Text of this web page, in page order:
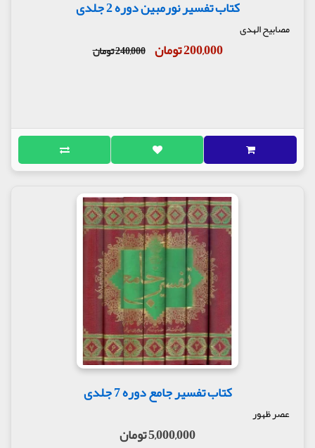
کتاب تفسیر نورمبین دوره 2 جلدی
مصابیح الهدی
200,000 تومان 240,000 تومان
کتاب تفسیر جامع دوره 7 جلدی
عصر ظهور
5,000,000 تومان